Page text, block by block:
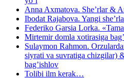
Anna Axmatova. She’rlar &
Ibodat Rajabova. Yangi
Federiko Garsia Lorka.
Mirtemir domla xotirasiga
Sulaymon Rahmon.
siyrati va suvratiga chizgilar)
bag’ishlov
Tolibi ilm kerak…